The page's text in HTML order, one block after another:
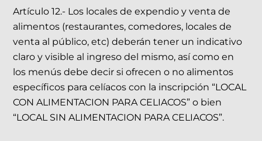
Artículo 12.- Los locales de expendio y venta de
alimentos (restaurantes, comedores, locales de
venta al público, etc) deberán tener un indicativo
claro y visible al ingreso del mismo, así como en
los menús debe decir si ofrecen o no alimentos
específicos para celíacos con la inscripción “LOCAL
CON ALIMENTACION PARA CELIACOS” o bien
“LOCAL SIN ALIMENTACION PARA CELIACOS”.